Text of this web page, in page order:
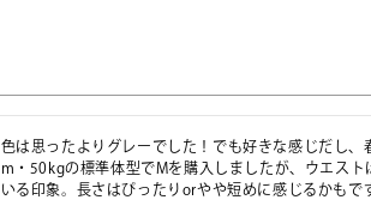
色は思ったよりグレーでした！でも好きな感じだし
m・50kgの標準体型でMを購入しましたが、ウエス
いる印象。長さはぴったりorやや短めに感じるかもで